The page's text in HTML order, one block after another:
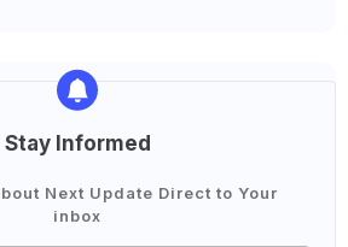
Stay Informed
Next Update Direct to Your
inbox